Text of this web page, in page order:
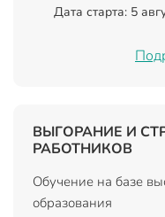
Дата старта: 5
ВЫГОРАНИЕ И
РАБОТНИКОВ
Обучение на базе
образования